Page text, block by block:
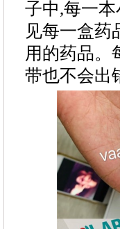
子中,每一
见每一盒药
用的药品。
带也不会出